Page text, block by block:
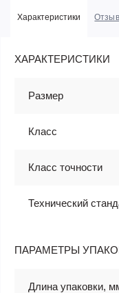
Характеристики
ХАРАКТЕРИСТИКИ
Размер
Класс
Класс точности
Технический
ПАРАМЕТРЫ
Длина упаковки,